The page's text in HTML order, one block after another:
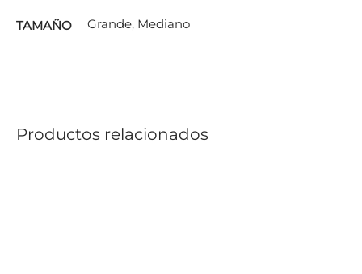
TAMAÑO Grande, Mediano
Productos relacionados